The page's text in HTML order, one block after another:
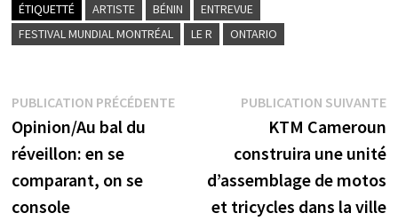
ÉTIQUETTÉ ARTISTE BÉNIN
ENTREVUE
FESTIVAL MUNDIAL MONTRÉAL
LE R ONTARIO
Navigation
de
l’article
PUBLICATION PRÉCÉDENTEPublication
Opinion/Au bal du
réveillon: en se
comparant, on se
console
PUBLICATION SUIVANTE
KTM Cameroun
construira une unité
d’assemblage de motos
et tricycles dans la ville